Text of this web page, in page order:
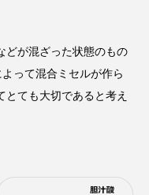
どが混ざった状態のもの
って混合ミセルが作ら
ても大切であると考え